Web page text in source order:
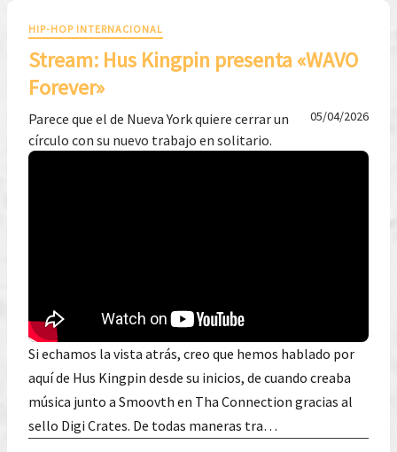
HIP-HOP INTERNACIONAL
Stream: Hus Kingpin presenta «WAVO
Forever»
Parece que el de Nueva York quiere cerrar un
círculo con su nuevo trabajo en solitario.
05/04/2026
Si echamos la vista atrás, creo que hemos hablado por
aquí de Hus Kingpin desde su inicios, de cuando creaba
música junto a Smoovth en Tha Connection gracias al
sello Digi Crates. De todas maneras tra…